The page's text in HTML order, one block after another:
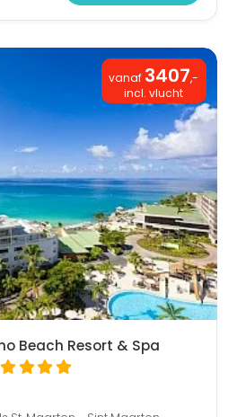
vanaf 3407,-
incl. vlucht
Beach Resort & Spa